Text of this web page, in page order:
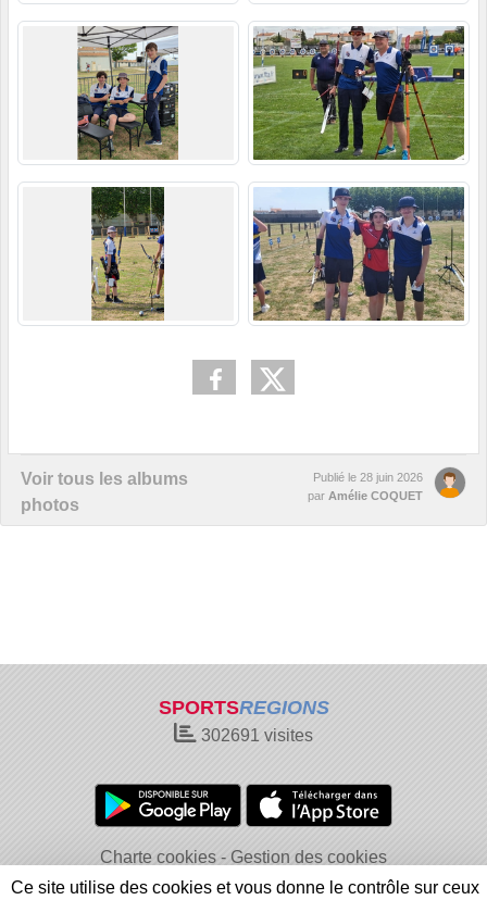
Voir tous les albums
photos
Publié le 28 juin 2026
par Amélie COQUET
SPORTSREGIONS
302691 visites
Charte cookies
Gestion des cookies
Informations légales
Signaler un contenu inapproprié
Ce site utilise des cookies et vous donne le contrôle sur ceux